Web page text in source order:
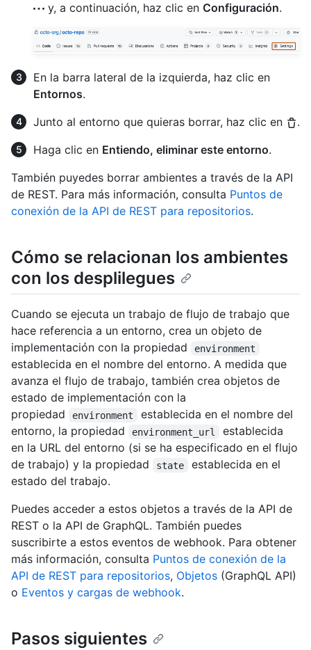
y, a continuación, haz clic en Configuración.
En la barra lateral de la izquierda, haz clic en
Entornos.
Junto al entorno que quieras borrar, haz clic en
.
Haga clic en Entiendo, eliminar este entorno.
También puyedes borrar ambientes a través de la API
de REST. Para más información, consulta Puntos de
conexión de la API de REST para repositorios.
Cómo se relacionan los ambientes
con los desplilegues
Cuando se ejecuta un trabajo de flujo de trabajo que
hace referencia a un entorno, crea un objeto de
implementación con la propiedad
environment
establecida en el nombre del entorno. A medida que
avanza el flujo de trabajo, también crea objetos de
estado de implementación con la
propiedad
environment
establecida en el nombre del
entorno, la propiedad
environment_url
establecida
en la URL del entorno (si se ha especificado en el flujo
de trabajo) y la propiedad
state
establecida en el
estado del trabajo.
Puedes acceder a estos objetos a través de la API de
REST o la API de GraphQL. También puedes
suscribirte a estos eventos de webhook. Para obtener
más información, consulta Puntos de conexión de la
API de REST para repositorios, Objetos (GraphQL API)
o Eventos y cargas de webhook.
Pasos siguientes